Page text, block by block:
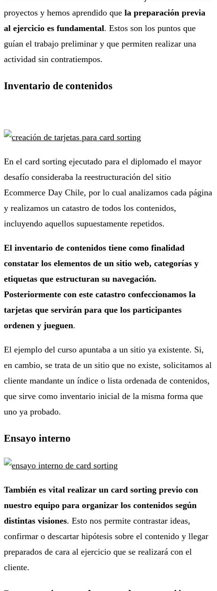
proyectos y hemos aprendido que la preparación previa
al ejercicio es fundamental. Estos son los puntos que
guían el trabajo preliminar y que permiten realizar una
actividad sin contratiempos.
Inventario de contenidos
En el card sorting ejecutado para el diplomado el mayor
desafío consideraba la reestructuración del sitio
Ecommerce Day Chile, por lo cual analizamos cada página
y realizamos un catastro de todos los contenidos,
incluyendo aquellos supuestamente repetidos.
El inventario de contenidos tiene como finalidad
constatar los elementos de un sitio web, categorías y
etiquetas que estructuran su navegación.
Posteriormente con este catastro confeccionamos la
tarjetas que servirán para que los participantes
ordenen y jueguen.
El ejemplo del curso apuntaba a un sitio ya existente. Si,
en cambio, se trata de un sitio que no existe, solicitamos al
cliente mandante un índice o lista ordenada de contenidos,
que sirve como inventario inicial de la misma forma que
uno ya probado.
Ensayo interno
También es vital realizar un card sorting previo con
nuestro equipo para organizar los contenidos según
distintas visiones. Esto nos permite contrastar ideas,
confirmar o descartar hipótesis sobre el contenido y llegar
preparados de cara al ejercicio que se realizará con el
cliente.